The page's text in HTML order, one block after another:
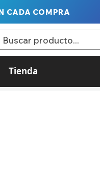
CADA COMPRA
Tienda